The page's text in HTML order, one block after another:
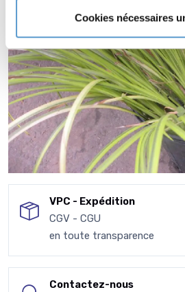
Cookies nécessaires
VPC - Expédition
CGV - CGU
en toute transparence
Contactez-nous